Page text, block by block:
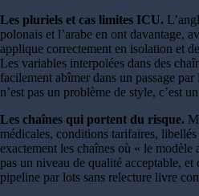
Les pluriels et cas limites ICU.
polonais et l’arabe en ont davantage,
applique correctement en isolation et
Les variables interpolées dans des
facilement abîmer dans un passage
n’est pas un problème de style, c’est
Les chaînes qui portent du risque.
médicales, conditions tarifaires,
exactement les chaînes où « le modèle
pas un niveau de qualité acceptable, et
pipeline par lots sans relecture livre